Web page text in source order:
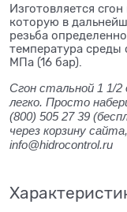
Изготовляется
которую в
резьба
температура среды
МПа (16 бар).
Сгон стальной 1 1/
легко. Просто
(800) 505 27 39
через корзину
info@hidrocontrol.ru